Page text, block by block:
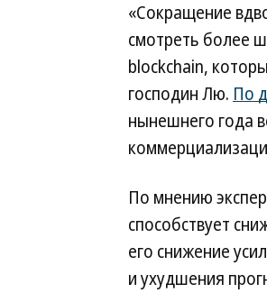
«Сокращение
смотреть более
blockchain,
господин Лю. По
нынешнего года
По мнению
способствует
его снижение
и ухудшения